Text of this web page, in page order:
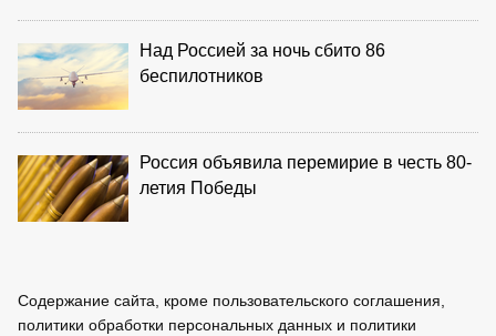
Над Россией за ночь сбито 86
беспилотников
Россия объявила перемирие в честь 80-
летия Победы
Содержание сайта, кроме пользовательского соглашения,
политики обработки персональных данных и политики